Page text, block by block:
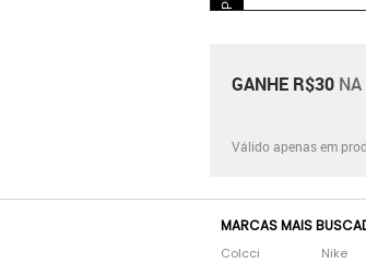
GANHE R$30
Válido apenas em
MARCAS MAIS
Colcci
Nike